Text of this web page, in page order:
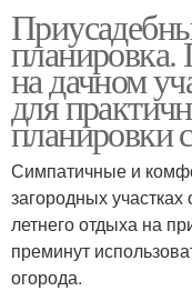
планировка.
на дачном
для
планировки
Симпатичные и
загородных
летнего отдыха на
преминут
огорода.